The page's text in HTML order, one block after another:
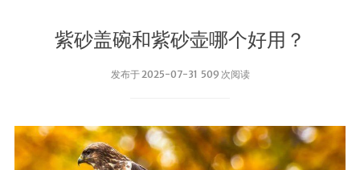
紫砂盖碗和紫砂壶哪个好用？
发布于 2025-07-31 509 次阅读
首页
品茶
泡茶